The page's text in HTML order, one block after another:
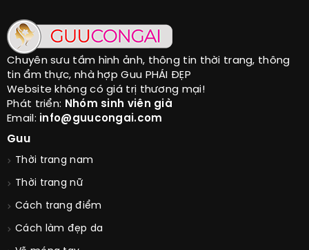
Chuyên sưu tầm hình ảnh, thông tin thời trang, thông
tin ẩm thực, nhà hợp Guu PHÁI ĐẸP
Website không có giá trị thương mại!
Phát triển: Nhóm sinh viên già
Email: info@guucongai.com
Guu
Thời trang nam
Thời trang nữ
Cách trang điểm
Cách làm đẹp da